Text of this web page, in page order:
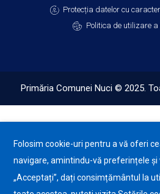
Protecția datelor cu
Politica de utilizare a
Primăria Comunei Nuci © 2025.
Folosim cookie-uri pentru a vă oferi
navigare, amintindu-vă preferințele
„Acceptați”, dați consimțământul la